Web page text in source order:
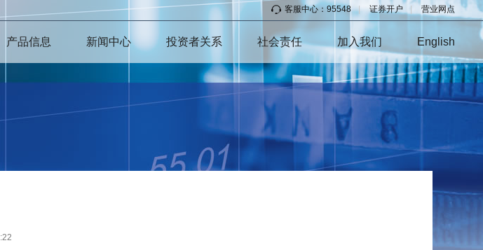
客服中心：95548 | 证券开户 营业网点
产品信息 新闻中心 投资者关系 社会责任 加入我们 English